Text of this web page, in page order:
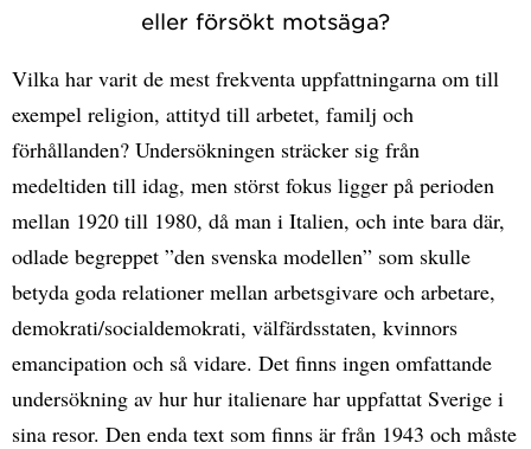
eller försökt motsäga?
Vilka har varit de mest frekventa uppfattningarna om till
exempel religion, attityd till arbetet, familj och
förhållanden? Undersökningen sträcker sig från
medeltiden till idag, men störst fokus ligger på perioden
mellan 1920 till 1980, då man i Italien, och inte bara där,
odlade begreppet ”den svenska modellen” som skulle
betyda goda relationer mellan arbetsgivare och arbetare,
demokrati/socialdemokrati, välfärdsstaten, kvinnors
emancipation och så vidare. Det finns ingen omfattande
undersökning av hur hur italienare har uppfattat Sverige i
sina resor. Den enda text som finns är från 1943 och måste